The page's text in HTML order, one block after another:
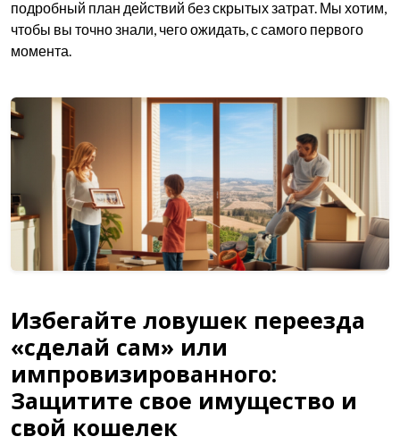
подробный план действий без скрытых затрат. Мы хотим,
чтобы вы точно знали, чего ожидать, с самого первого
момента.
Избегайте ловушек переезда
«сделай сам» или
импровизированного:
Защитите свое имущество и
свой кошелек